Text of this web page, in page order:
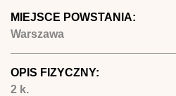
MIEJSCE POWSTANIA:
Warszawa
OPIS FIZYCZNY:
2 k.